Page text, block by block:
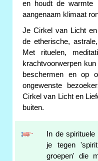
en houdt de warmte
aangenaam klimaat
Je Cirkel van Licht
de etherische,
Met rituelen,
krachtvoorwerpen
beschermen en op
ongewenste
Cirkel van Licht en
buiten.
In de
je tegen
groepen' die